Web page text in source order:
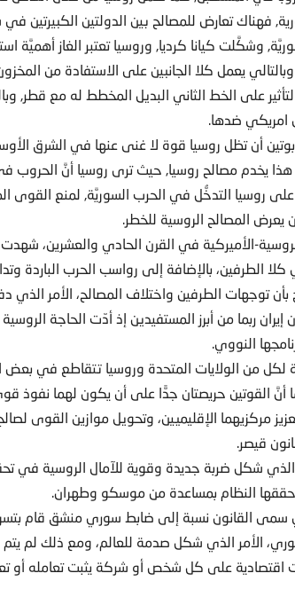
فهناك تعارض للمصالح بين الدولتين الكبيرتين
وشكَّلت كيانا كرديا, وروسيا تعتبر الغاز أهميَّة
وبالتالي يعمل كلا الجانبين على الاستفادة من
على الخط الثاني البديل المخطط له مع قطر,
امريكي ضدها.
بوتين أن تظل روسيا قوة لا غنى عنها في الشرق
هذا يخدم مصالح روسيا, حيث ترى روسيا أنَّ الحروب
روسيا التدخُّل في الحرب السوريَّة, لمنع القوى
يعرض المصالح الروسية للخطر.
الأميركية في القرن الحادي والعشرين،
الطرفين، بالإضافة إلى رواسب الحرب الباردة
بأن توجهات الطرفين واختلاف المصالح، الأمر
ربما من أبرز المستفيدين إذ أدّت الحاجة
النووي.
لكل من الولايات المتحدة وروسيا تتقاطع في
أنَّ القوتين حريصتان جدًّا على أن يكون لهما نفوذ
مركزيهما الإقليميين، وتحويل موازين القوى
قيصر.
الذي شكل ضربة جديدة وقوية للآمال الروسية في
حققها النظام بمساعدة من موسكو وطهران.
سمى القانون نسبة إلى ضابط سوري منشق قام
الأمر الذي شكل صدمة للعالم، ومع ذلك لم يتم
اقتصادية على كل شخص أو شركة يثبت تعامله أو